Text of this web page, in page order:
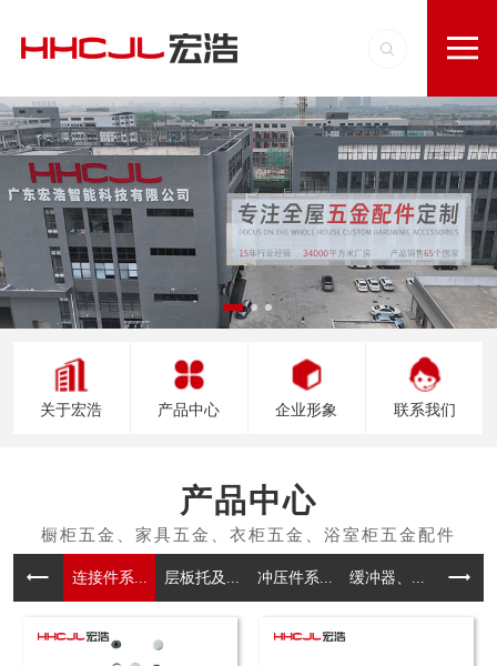
关于宏浩 产品中心 企业形象 联系我们
产品中心
连接件系... 层板托及... 冲压件系... 缓冲器、... 拉手